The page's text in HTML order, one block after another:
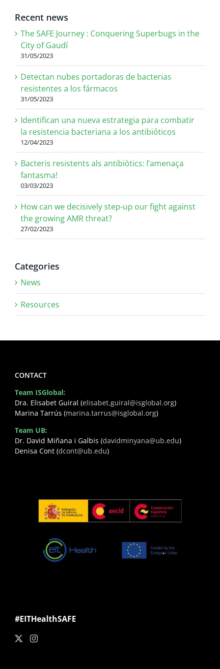
Recent news
The SAFE Journey : Conquering Superbugs in the
City of Gaudí
31/05/2023
Detectan nubes portadoras de bacterias
resistentes a los fármacos
31/05/2023
Identifican una nueva estrategia para combatir
la resistencia bacteriana a los antibióticos
12/04/2023
Bacteris resistents als antibiòtics: l’amenaça
fantasma!
03/03/2023
How can we decisively step-up our fight against
the growing AMR threat?
27/02/2023
Categories
News
Resources
CONTACT
Team ISGlobal:
Dra. Elisabet Guiral (elisabet.guiral@isglobal.org)
Marina Tarrús (marina.tarrus@isglobal.org)
Team UB:
Dr. David Miñana i Galbis (davidminyana@ub.edu)
Denisa Cont (dcont@ub.edu)
#EITHealthSAFE